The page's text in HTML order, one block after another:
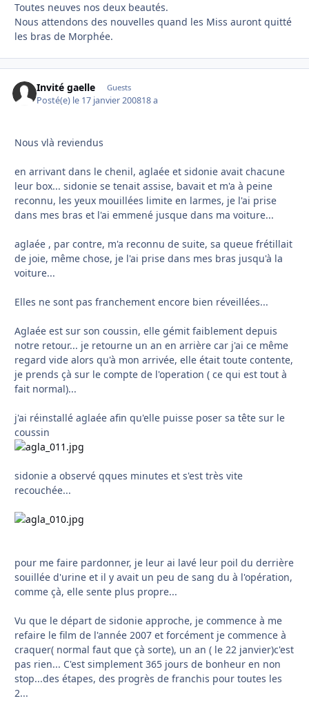
Toutes neuves nos deux beautés.
Nous attendons des nouvelles quand les Miss auront quitté
les bras de Morphée.
Invité gaelle Guests
Posté(e) le 17 janvier 200818 a
Nous vlà reviendus
en arrivant dans le chenil, aglaée et sidonie avait chacune
leur box... sidonie se tenait assise, bavait et m'a à peine
reconnu, les yeux mouillées limite en larmes, je l'ai prise
dans mes bras et l'ai emmené jusque dans ma voiture...
aglaée , par contre, m'a reconnu de suite, sa queue frétillait
de joie, même chose, je l'ai prise dans mes bras jusqu'à la
voiture...
Elles ne sont pas franchement encore bien réveillées...
Aglaée est sur son coussin, elle gémit faiblement depuis
notre retour... je retourne un an en arrière car j'ai ce même
regard vide alors qu'à mon arrivée, elle était toute contente,
je prends çà sur le compte de l'operation ( ce qui est tout à
fait normal)...
j'ai réinstallé aglaée afin qu'elle puisse poser sa tête sur le
coussin
sidonie a observé qques minutes et s'est très vite
recouchée...
pour me faire pardonner, je leur ai lavé leur poil du derrière
souillée d'urine et il y avait un peu de sang du à l'opération,
comme çà, elle sente plus propre...
Vu que le départ de sidonie approche, je commence à me
refaire le film de l'année 2007 et forcément je commence à
craquer( normal faut que çà sorte), un an ( le 22 janvier)c'est
pas rien... C'est simplement 365 jours de bonheur en non
stop...des étapes, des progrès de franchis pour toutes les
2...